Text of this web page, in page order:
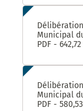
Municipal
PDF -
Municipal
PDF -